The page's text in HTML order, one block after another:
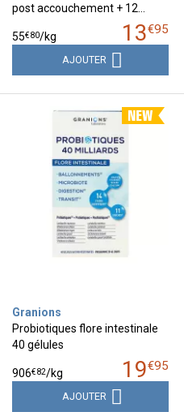
post accouchement + 12…
13€95
55€80/kg
AJOUTER
Granions
Probiotiques flore intestinale
40 gélules
19€95
906€82/kg
AJOUTER